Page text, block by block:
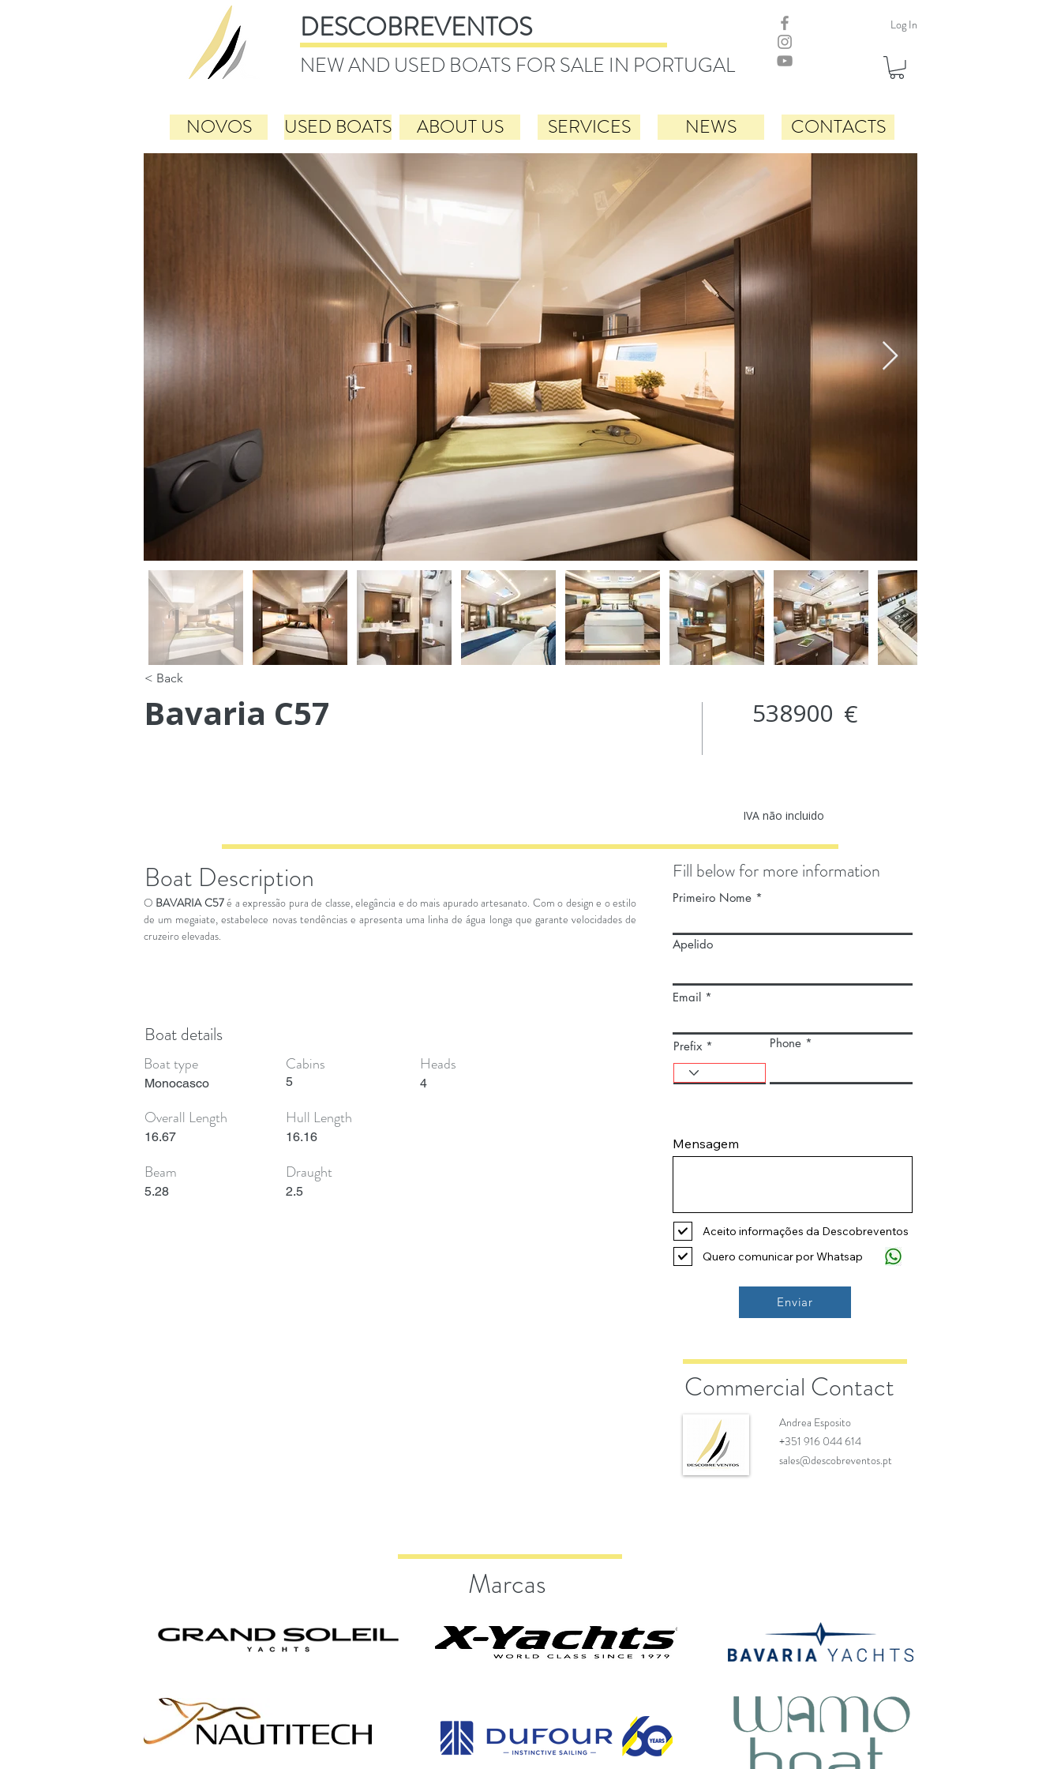
DESCOBREVENTOS
NEW AND USED BOATS FOR SALE IN PORTUGAL
Log In
NOVOS USED BOATS ABOUT US SERVICES NEWS CONTACTS
< Back
Bavaria C57 538900 €
IVA não incluido
Boat Description
O BAVARIA C57é a expressão pura de classe, elegância e do mais apurado artesanato. Com o design e o estilo
de um megaiate, estabelece novas tendências e apresenta uma linha de água longa que garante velocidades de
cruzeiro elevadas.
Boat details
Boat type
Monocasco
Cabins
5
Heads
4
Overall Length
16.67
Hull Length
16.16
Beam
5.28
Draught
2.5
Fill below for more information
Primeiro Nome
Apelido
Email
Prefix Phone
Mensagem
Aceito informações da Descobreventos
Quero comunicar por Whatsap
Enviar
Commercial Contact
Andrea Esposito
+351 916 044 614
sales@descobreventos.pt
Marcas